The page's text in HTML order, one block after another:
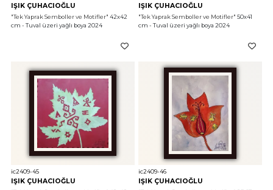
IŞIK ÇUHACIOĞLU
"Tek Yaprak Semboller ve Motifler" 42x42
cm - Tuval üzeri yağlı boya 2024
IŞIK ÇUHACIOĞLU
"Tek Yaprak Semboller ve Motifler" 50x41
cm - Tuval üzeri yağlı boya 2024
ic2409-45
IŞIK ÇUHACIOĞLU
ic2409-46
IŞIK ÇUHACIOĞLU